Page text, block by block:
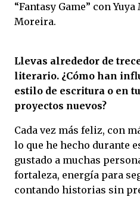
“Fantasy Game” con
Moreira.
Llevas alrededor de
literario. ¿Cómo han
estilo de escritura o en
proyectos nuevos?
Cada vez más feliz, con
lo que he hecho durante
gustado a muchas
fortaleza, energía para
contando historias sin